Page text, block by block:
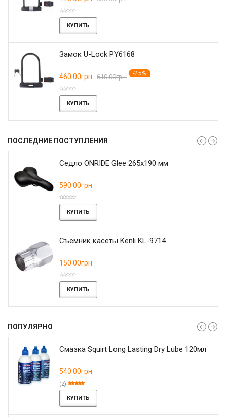
КУПИТЬ
Замок U-Lock PY6168
460.00грн. 610.00грн. -25%
КУПИТЬ
ПОСЛЕДНИЕ ПОСТУПЛЕНИЯ
Седло ONRIDE Glee 265x190 мм
590.00грн.
КУПИТЬ
Съемник касеты Kenli KL-9714
150.00грн.
КУПИТЬ
ПОПУЛЯРНО
Смазка Squirt Long Lasting Dry Lube 120мл
540.00грн.
(2)
КУПИТЬ